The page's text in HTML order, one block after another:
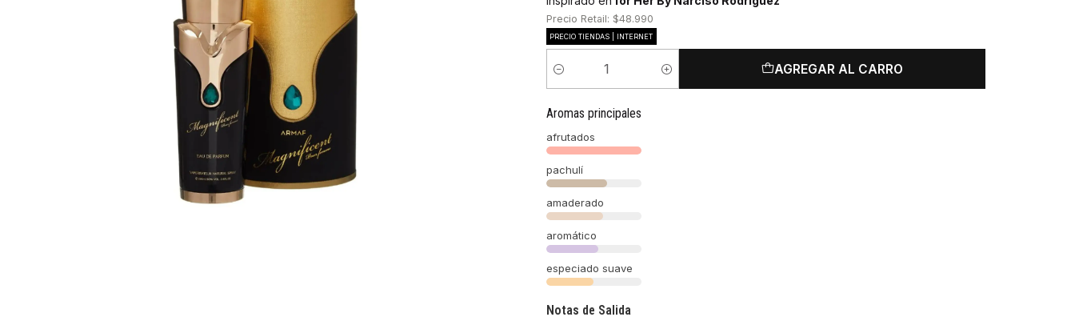
Precio Retail: $48.990
PRECIO TIENDAS | INTERNET
Cantidad
AGREGAR AL CARRO
Aromas principales
afrutados
pachulí
amaderado
aromático
especiado suave
Notas de Salida